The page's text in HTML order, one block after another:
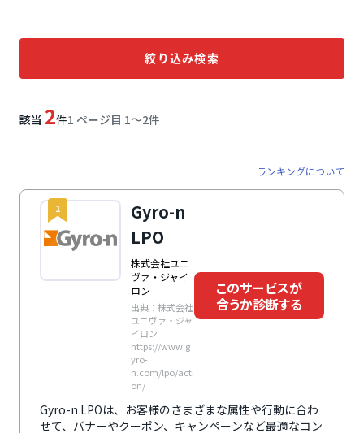
絞り込み検索
該当 2件1 ページ目 1〜2件
ランキングについて
1
Gyro-n
LPO
株式会社ユニ
ヴァ・ジャイ
ロン
出典：株式会社
ユニヴァ・ジャ
イロン
https://www.g
yro-
n.com/lpo/acti
on/
このサービスが
合うか診断する
Gyro-n LPOは、お客様のさまざまな属性や行動に合わ
せて、バナーやクーポン、キャンペーンなど最適なコン